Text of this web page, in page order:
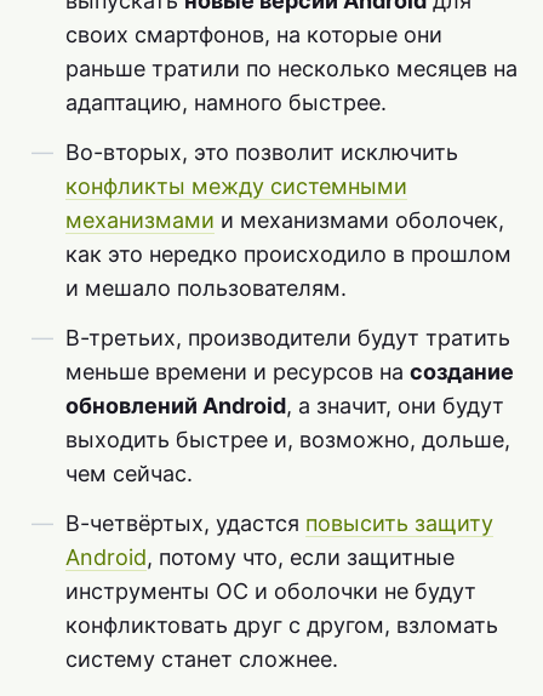
своих смартфонов, на которые они
раньше тратили по несколько месяцев на
адаптацию, намного быстрее.
Во-вторых, это позволит исключить
конфликты между системными
механизмами и механизмами оболочек,
как это нередко происходило в прошлом
и мешало пользователям.
В-третьих, производители будут тратить
меньше времени и ресурсов на создание
обновлений Android, а значит, они будут
выходить быстрее и, возможно, дольше,
чем сейчас.
В-четвёртых, удастся повысить защиту
Android, потому что, если защитные
инструменты ОС и оболочки не будут
конфликтовать друг с другом, взломать
систему станет сложнее.